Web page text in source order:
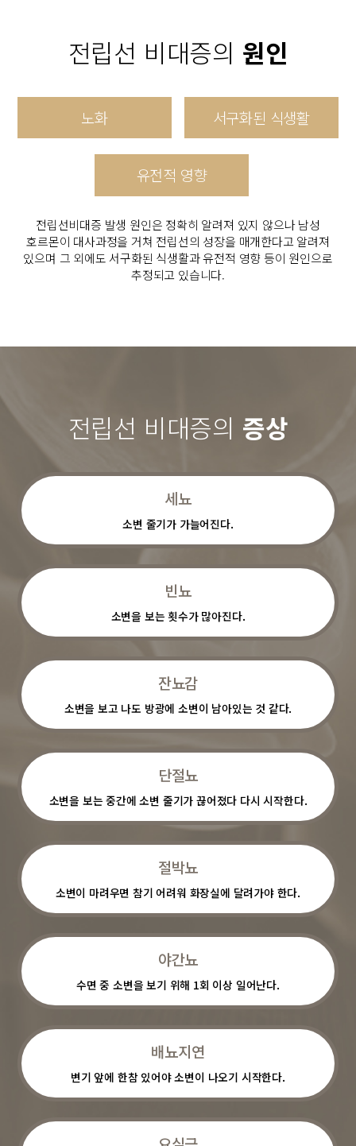
전립선 비대증의 원인
노화 서구화된 식생활
유전적 영향
전립선비대증 발생 원인은 정확히 알려져 있지 않으나남성
호르몬이 대사과정을 거쳐 전립선의 성장을 매개한다고 알려져
있으며 그 외에도 서구화된 식생활과 유전적 영향 등이 원인으로
추정되고 있습니다.
전립선 비대증의 증상
세뇨
소변 줄기가 가늘어진다.
빈뇨
소변을 보는 횟수가 많아진다.
잔뇨감
소변을 보고 나도 방광에 소변이 남아있는 것 같다.
단절뇨
소변을 보는 중간에 소변 줄기가 끊어졌다 다시 시작한다.
절박뇨
소변이 마려우면 참기 어려워 화장실에 달려가야 한다.
야간뇨
수면 중 소변을 보기 위해 1회 이상 일어난다.
배뇨지연
변기 앞에 한참 있어야 소변이 나오기 시작한다.